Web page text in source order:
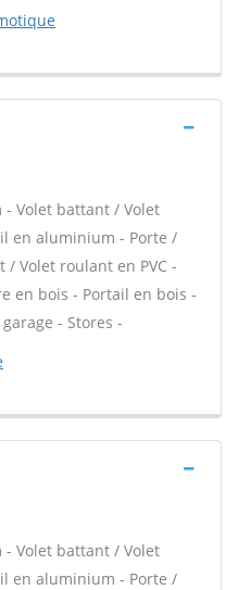
Volet battant / Volet
en aluminium - Porte /
/ Volet roulant en PVC -
en bois - Portail en bois -
- Stores -
Volet battant / Volet
en aluminium - Porte /